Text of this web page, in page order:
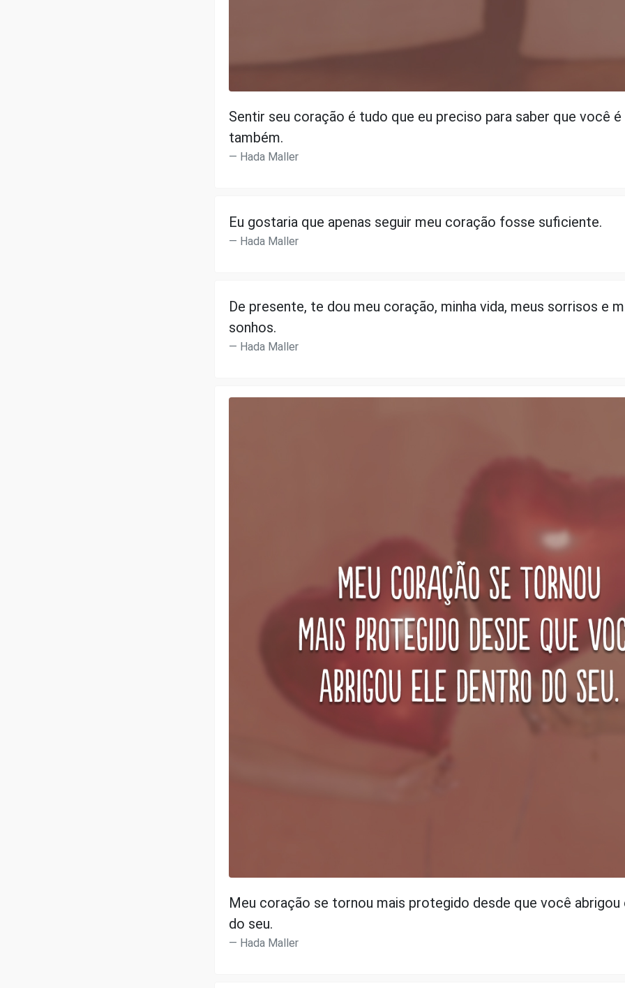
Sentir seu coração é tudo que eu preciso para saber que você é
também.
Hada Maller
Eu gostaria que apenas seguir meu coração fosse suficiente.
Hada Maller
De presente, te dou meu coração, minha vida, meus sorrisos e
sonhos.
Hada Maller
Meu coração se tornou mais protegido desde que você
do seu.
Hada Maller